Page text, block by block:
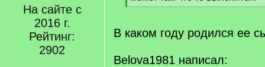
На сайте с
2016 г.
Рейтинг:
2902
][
q
]
В каком году родился ее
Belova1981 написал: